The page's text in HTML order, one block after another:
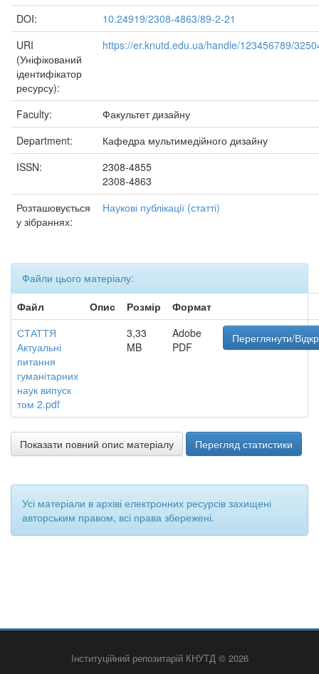
DOI:
10.24919/2308-4863/89-2-21
URI
(Уніфікований
ідентифікатор
ресурсу):
https://er.knutd.edu.ua/handle/123456789/
Faculty:
Факультет дизайну
Department:
Кафедра мультимедійного дизайну
ISSN:
2308-4855
2308-4863
Розташовується
у зібраннях:
Наукові публікації (статті)
Файли цього матеріалу:
Файл
Опис Розмір
Формат
СТАТТЯ
Актуальні
питання
гуманітарних
наук випуск
том 2.pdf
3,33
MB
Adobe
PDF
Переглянути/
Показати повний опис матеріалу Перегляд статистики
Усі матеріали в архіві електронних ресурсів захищені
авторським правом, всі права збережені.
Інституційний репозитарій КНУТД © 2026